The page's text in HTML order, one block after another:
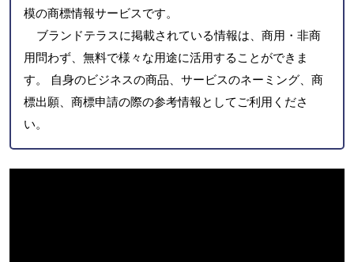
模の商標情報サービスです。
ブランドテラスに掲載されている情報は、商用・非商
用問わず、無料で様々な用途に活用することができま
す。 自身のビジネスの商品、サービスのネーミング、商
標出願、商標申請の際の参考情報としてご利用くださ
い。